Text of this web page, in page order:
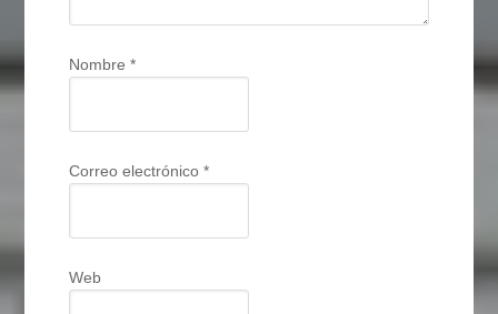
Nombre*
Correo electrónico*
Web